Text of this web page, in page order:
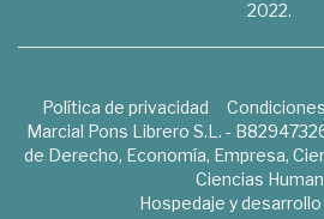
2022.
Política de privacidad
Marcial Pons Librero S.L. -
de Derecho, Economía, Empresa,
Ciencias
Hospedaje y desarrollo